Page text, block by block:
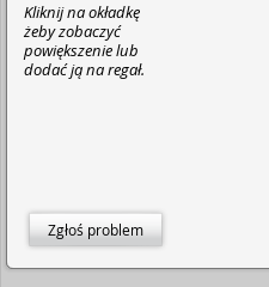
Kliknij na okładkę
żeby zobaczyć
powiększenie lub
dodać ją na regał.
Zgłoś problem